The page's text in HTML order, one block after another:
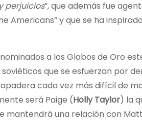
perjuicios”, que además fue
Americans” y que se ha
a los Globos de Oro
que se esfuerzan por
cada vez más difícil de
será Paige (Holly Taylor) la
una relación con